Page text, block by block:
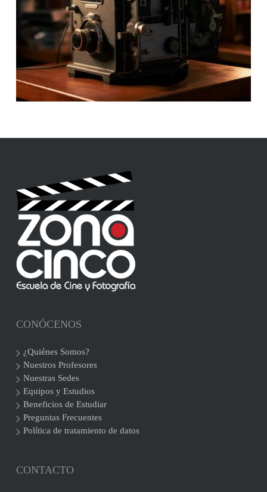
CONÓCENOS
¿Quiénes Somos?
Nuestros Profesores
Nuestras Sedes
Equipos y Estudios
Beneficios de Estudiar
Preguntas Frecuentes
Política de tratamiento de datos
CONTACTO